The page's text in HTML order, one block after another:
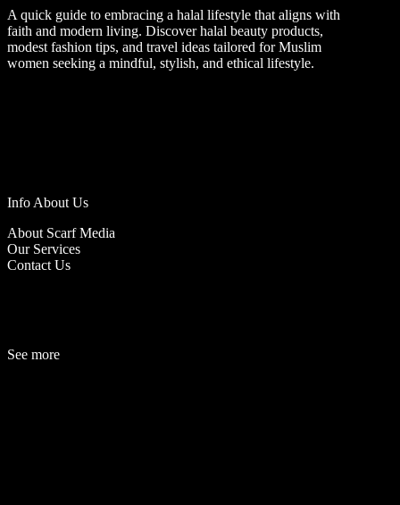
A quick guide to embracing a halal lifestyle that aligns with
faith and modern living. Discover halal beauty products,
modest fashion tips, and travel ideas tailored for Muslim
women seeking a mindful, stylish, and ethical lifestyle.
Info About Us
About Scarf Media
Our Services
Contact Us
See more